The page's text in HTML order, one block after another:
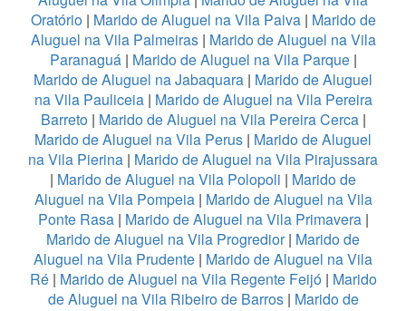
Oratório| Marido de Aluguel na Vila Paiva| Marido de
Aluguel na Vila Palmeiras| Marido de Aluguel na Vila
Paranaguá| Marido de Aluguel na Vila Parque|
Marido de Aluguel na Jabaquara | Marido de Aluguel
na Vila Pauliceia| Marido de Aluguel na Vila Pereira
Barreto| Marido de Aluguel na Vila Pereira Cerca|
Marido de Aluguel na Vila Perus | Marido de Aluguel
na Vila Pierina | Marido de Aluguel na Vila Pirajussara
| Marido de Aluguel na Vila Polopoli | Marido de
Aluguel na Vila Pompeia| Marido de Aluguel na Vila
Ponte Rasa| Marido de Aluguel na Vila Primavera|
Marido de Aluguel na Vila Progredior| Marido de
Aluguel na Vila Prudente | Marido de Aluguel na Vila
Ré| Marido de Aluguel na Vila Regente Feijó| Marido
de Aluguel na Vila Ribeiro de Barros| Marido de